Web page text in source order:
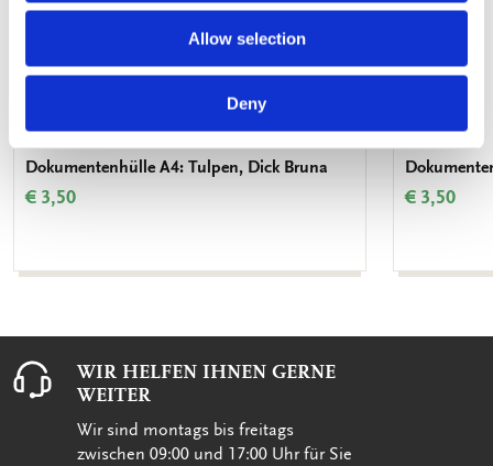
Allow selection
Deny
Dokumentenhülle A4: Tulpen, Dick Bruna
€ 3,50 € 3,50
WIR HELFEN IHNEN GERNE
WEITER
Wir sind montags bis freitags
zwischen 09:00 und 17:00 Uhr für Sie